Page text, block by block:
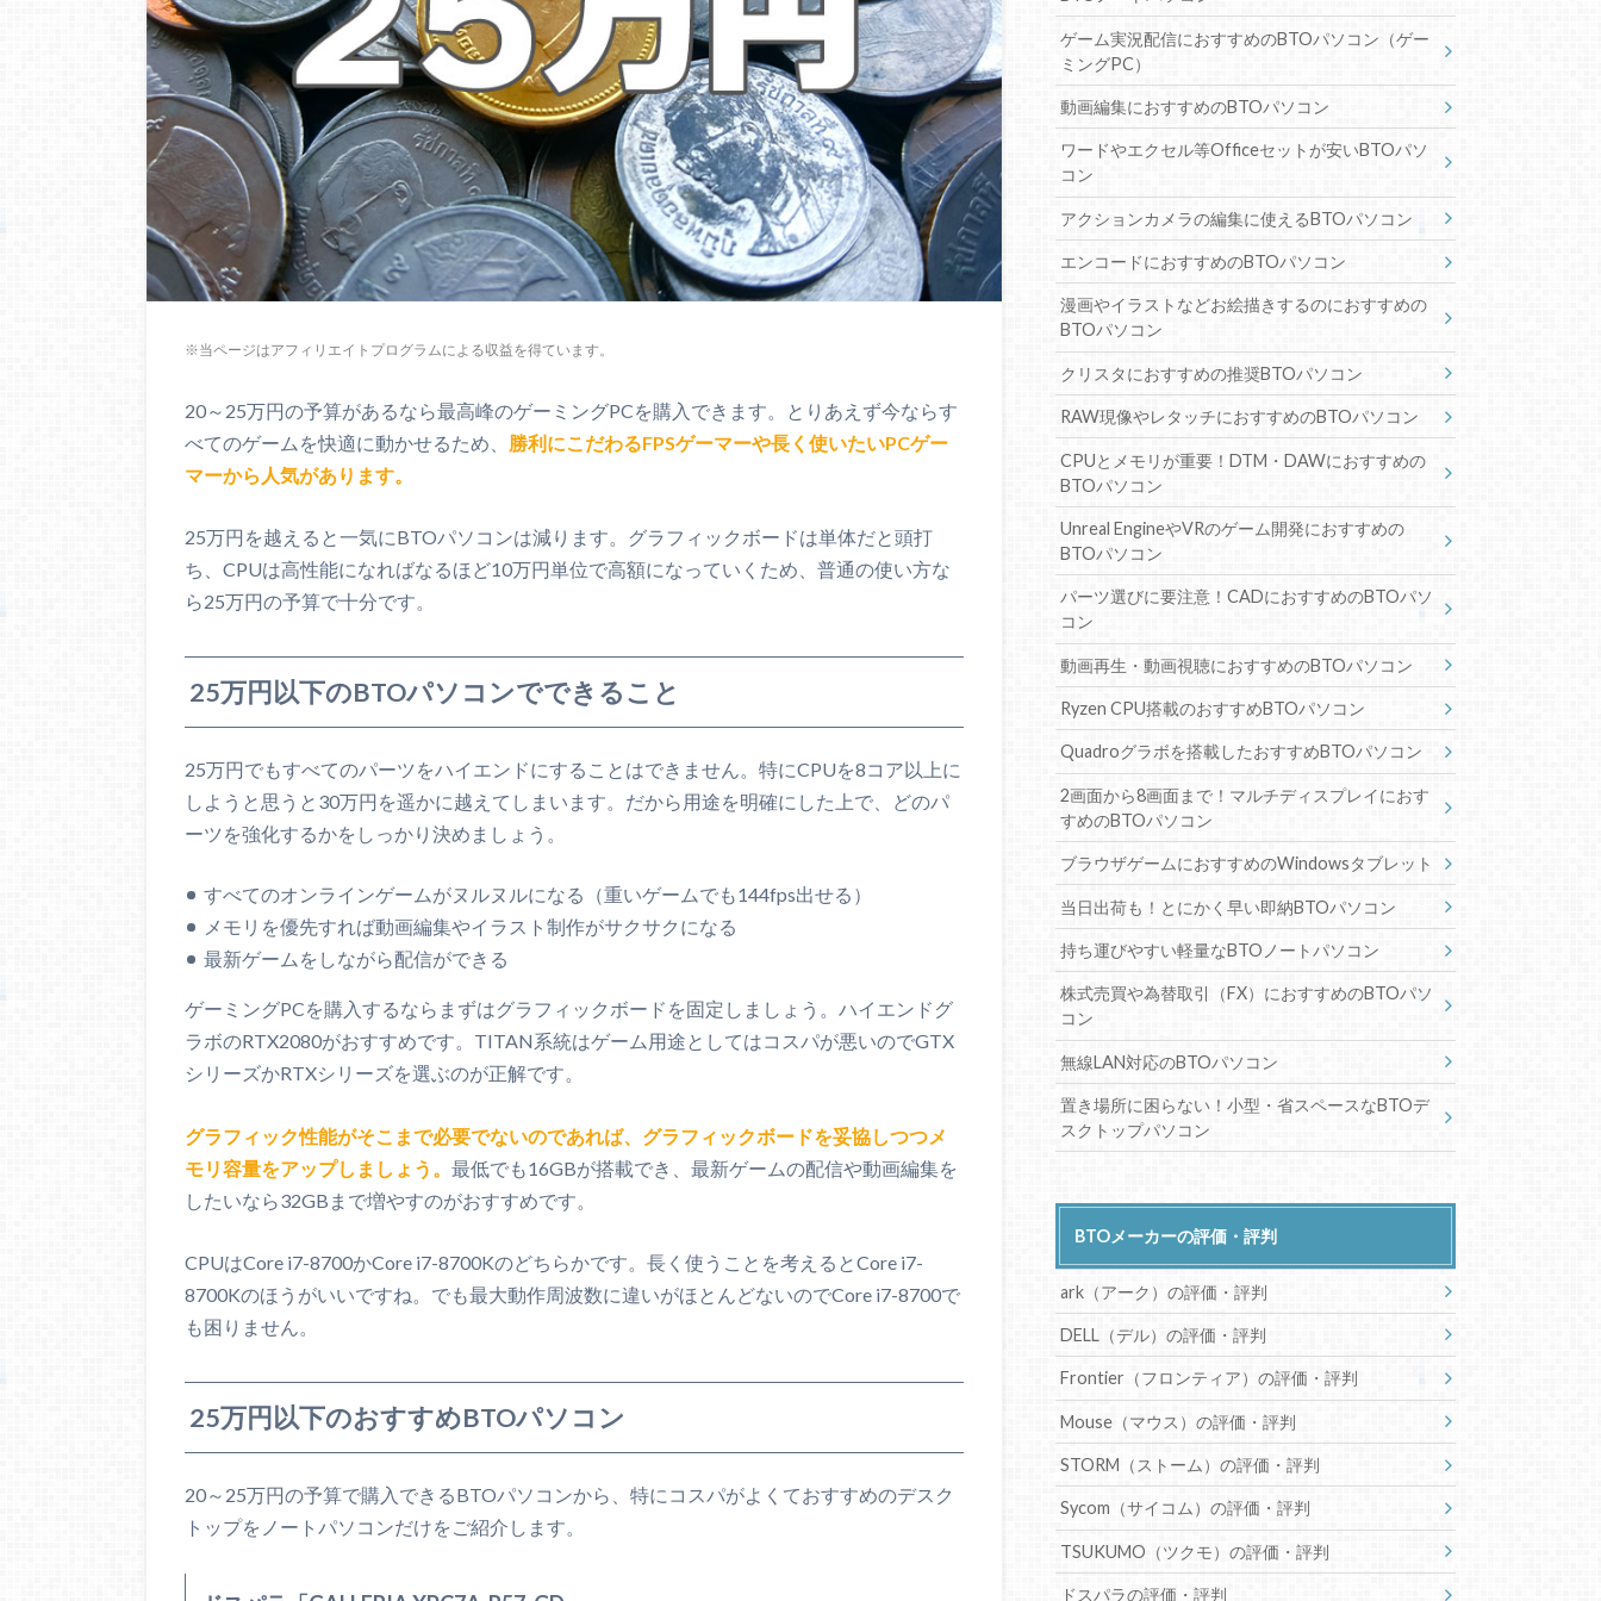
※当ページはアフィリエイトプログラムによる収益を得ています。
20～25万円の予算があるなら最高峰のゲーミングPCを購入できます。とりあえず今ならす
べてのゲームを快適に動かせるため、 勝利にこだわるFPSゲーマーや長く使いたいPCゲー
マーから人気があります。
25万円を越えると一気にBTOパソコンは減ります。グラフィックボードは単体だと頭打
ち、CPUは高性能になればなるほど10万円単位で高額になっていくため、普通の使い方な
ら25万円の予算で十分です。
25万円以下のBTOパソコンでできること
25万円でもすべてのパーツをハイエンドにすることはできません。特にCPUを8コア以上に
しようと思うと30万円を遥かに越えてしまいます。だから用途を明確にした上で、どのパ
ーツを強化するかをしっかり決めましょう。
すべてのオンラインゲームがヌルヌルになる（重いゲームでも144fps出せる）
メモリを優先すれば動画編集やイラスト制作がサクサクになる
最新ゲームをしながら配信ができる
ゲーミングPCを購入するならまずはグラフィックボードを固定しましょう。ハイエンドグ
ラボのRTX2080がおすすめです。TITAN系統はゲーム用途としてはコスパが悪いのでGTX
シリーズかRTXシリーズを選ぶのが正解です。
グラフィック性能がそこまで必要でないのであれば、グラフィックボードを妥協しつつメ
モリ容量をアップしましょう。 最低でも16GBが搭載でき、最新ゲームの配信や動画編集を
したいなら32GBまで増やすのがおすすめです。
CPUはCore i7-8700かCore i7-8700Kのどちらかです。長く使うことを考えるとCore i7-
8700Kのほうがいいですね。でも最大動作周波数に違いがほとんどないのでCore i7-8700で
も困りません。
25万円以下のおすすめBTOパソコン
20～25万円の予算で購入できるBTOパソコンから、特にコスパがよくておすすめのデスク
トップをノートパソコンだけをご紹介します。
ゲーム実況配信におすすめのBTOパソコン（ゲー
ミングPC）
動画編集におすすめのBTOパソコン
ワードやエクセル等Officeセットが安いBTOパソ
コン
アクションカメラの編集に使えるBTOパソコン
エンコードにおすすめのBTOパソコン
漫画やイラストなどお絵描きするのにおすすめの
BTOパソコン
クリスタにおすすめの推奨BTOパソコン
RAW現像やレタッチにおすすめのBTOパソコン
CPUとメモリが重要！DTM・DAWにおすすめの
BTOパソコン
Unreal EngineやVRのゲーム開発におすすめの
BTOパソコン
パーツ選びに要注意！CADにおすすめのBTOパソ
コン
動画再生・動画視聴におすすめのBTOパソコン
Ryzen CPU搭載のおすすめBTOパソコン
Quadroグラボを搭載したおすすめBTOパソコン
2画面から8画面まで！マルチディスプレイにおす
すめのBTOパソコン
ブラウザゲームにおすすめのWindowsタブレット
当日出荷も！とにかく早い即納BTOパソコン
持ち運びやすい軽量なBTOノートパソコン
株式売買や為替取引（FX）におすすめのBTOパソ
コン
無線LAN対応のBTOパソコン
置き場所に困らない！小型・省スペースなBTOデ
スクトップパソコン
BTOメーカーの評価・評判
ark（アーク）の評価・評判
DELL（デル）の評価・評判
Frontier（フロンティア）の評価・評判
Mouse（マウス）の評価・評判
STORM（ストーム）の評価・評判
Sycom（サイコム）の評価・評判
TSUKUMO（ツクモ）の評価・評判
ドスパラの評価・評判